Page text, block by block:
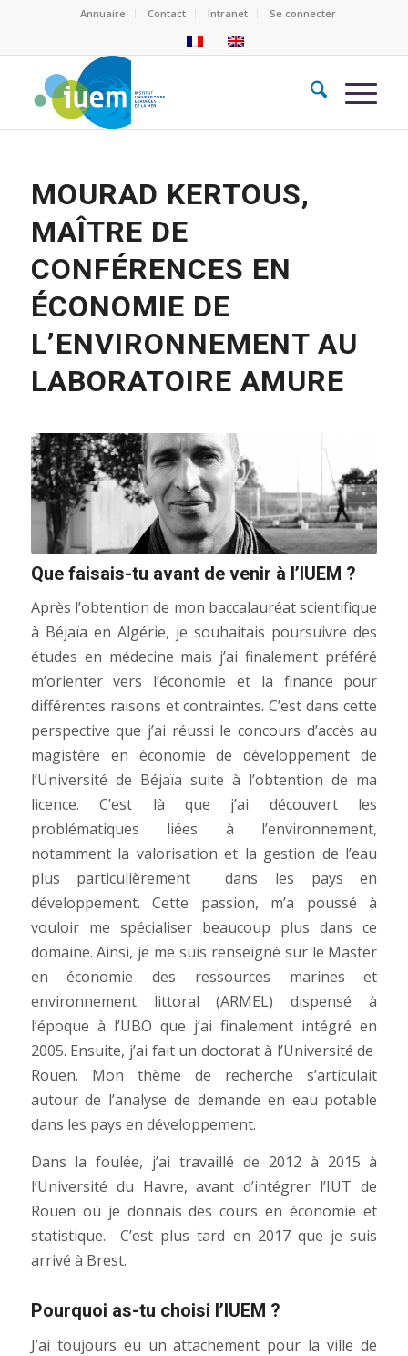
Annuaire Contact Intranet Se connecter
MOURAD KERTOUS,
MAÎTRE DE
CONFÉRENCES EN
ÉCONOMIE DE
L’ENVIRONNEMENT AU
LABORATOIRE AMURE
Que faisais-tu avant de venir à l’IUEM ?
Après l’obtention de mon baccalauréat scientifique
à Béjaïa en Algérie, je souhaitais poursuivre des
études en médecine mais j’ai finalement préféré
m’orienter vers l’économie et la finance pour
différentes raisons et contraintes. C’est dans cette
perspective que j’ai réussi le concours d’accès au
magistère en économie de développement de
l’Université de Béjaïa suite à l’obtention de ma
licence. C’est là que j’ai découvert les
problématiques liées à l’environnement,
notamment la valorisation et la gestion de l’eau
plus particulièrement dans les pays en
développement. Cette passion, m’a poussé à
vouloir me spécialiser beaucoup plus dans ce
domaine. Ainsi, je me suis renseigné sur le Master
en économie des ressources marines et
environnement littoral (ARMEL) dispensé à
l’époque à l’UBO que j’ai finalement intégré en
2005. Ensuite, j’ai fait un doctorat à l’Université de
Rouen. Mon thème de recherche s’articulait
autour de l’analyse de demande en eau potable
dans les pays en développement.
Dans la foulée, j’ai travaillé de 2012 à 2015 à
l’Université du Havre, avant d’intégrer l’IUT de
Rouen où je donnais des cours en économie et
statistique. C’est plus tard en 2017 que je suis
arrivé à Brest.
Pourquoi as-tu choisi l’IUEM ?
J’ai toujours eu un attachement pour la ville de